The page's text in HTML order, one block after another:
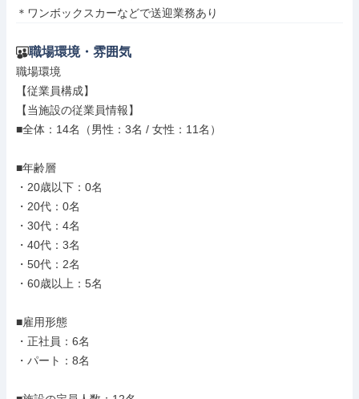
＊ワンボックスカーなどで送迎業務あり
職場環境・雰囲気
職場環境
【従業員構成】
【当施設の従業員情報】
■全体：14名（男性：3名 / 女性：11名）
■年齢層
・20歳以下：0名
・20代：0名
・30代：4名
・40代：3名
・50代：2名
・60歳以上：5名
■雇用形態
・正社員：6名
・パート：8名